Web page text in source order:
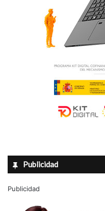
Publicidad
Publicidad